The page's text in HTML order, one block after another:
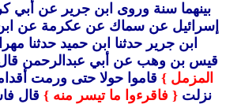
بينهما سنة وروى ابن جرير عن
إسرائيل عن سماك عن عكرمة عن
ابن جرير حدثنا ابن حميد حدثنا
قيس بن وهب عن أبي عبدالرحمن قال
المزمل } قاموا حولا حتى ورمت
نزلت { فاقرءوا ما تيسر منه } قال